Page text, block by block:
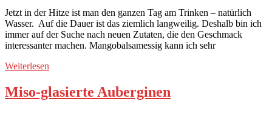
Jetzt in der Hitze ist man den ganzen Tag am Trinken – natürlich
Wasser. Auf die Dauer ist das ziemlich langweilig. Deshalb bin ich
immer auf der Suche nach neuen Zutaten, die den Geschmack
interessanter machen. Mangobalsamessig kann ich sehr
Weiterlesen
Miso-glasierte Auberginen